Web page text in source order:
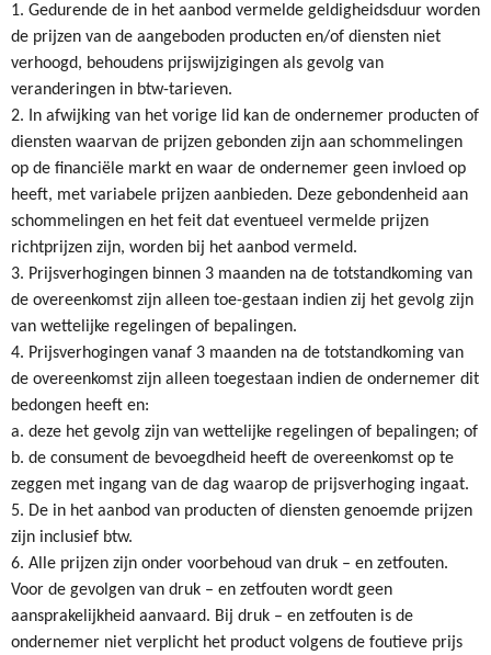
1. Gedurende de in het aanbod vermelde geldigheidsduur worden
de prijzen van de aangeboden producten en/of diensten niet
verhoogd, behoudens prijswijzigingen als gevolg van
veranderingen in btw-tarieven.
2. In afwijking van het vorige lid kan de ondernemer producten of
diensten waarvan de prijzen gebonden zijn aan schommelingen
op de financiële markt en waar de ondernemer geen invloed op
heeft, met variabele prijzen aanbieden. Deze gebondenheid aan
schommelingen en het feit dat eventueel vermelde prijzen
richtprijzen zijn, worden bij het aanbod vermeld.
3. Prijsverhogingen binnen 3 maanden na de totstandkoming van
de overeenkomst zijn alleen toe-gestaan indien zij het gevolg zijn
van wettelijke regelingen of bepalingen.
4. Prijsverhogingen vanaf 3 maanden na de totstandkoming van
de overeenkomst zijn alleen toegestaan indien de ondernemer dit
bedongen heeft en:
a. deze het gevolg zijn van wettelijke regelingen of bepalingen; of
b. de consument de bevoegdheid heeft de overeenkomst op te
zeggen met ingang van de dag waarop de prijsverhoging ingaat.
5. De in het aanbod van producten of diensten genoemde prijzen
zijn inclusief btw.
6. Alle prijzen zijn onder voorbehoud van druk – en zetfouten.
Voor de gevolgen van druk – en zetfouten wordt geen
aansprakelijkheid aanvaard. Bij druk – en zetfouten is de
ondernemer niet verplicht het product volgens de foutieve prijs